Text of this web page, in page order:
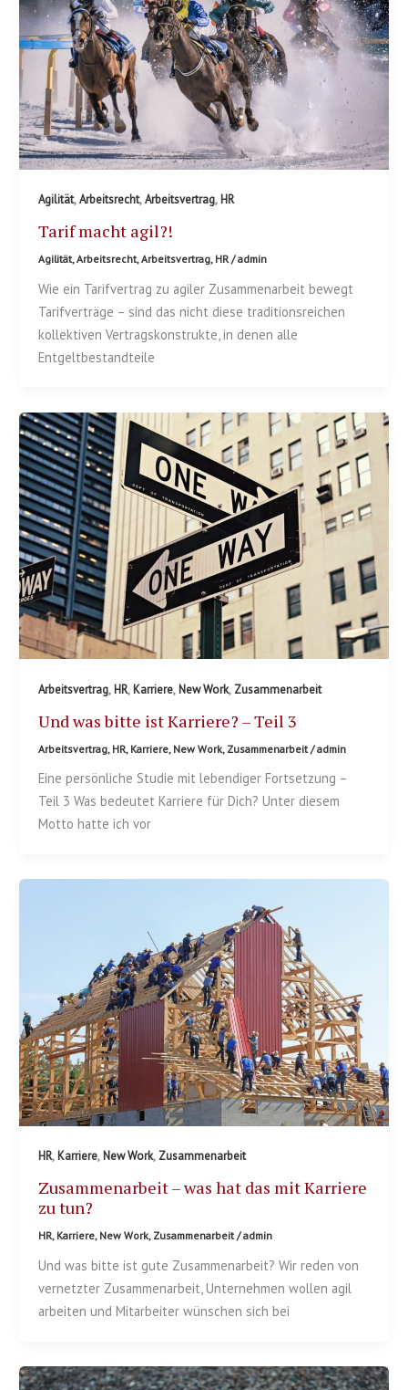
Agilität,Arbeitsrecht,Arbeitsvertrag, HR
Tarif macht agil?!
Agilität, Arbeitsrecht, Arbeitsvertrag, HR/admin
Wie ein Tarifvertrag zu agiler Zusammenarbeit bewegt
Tarifverträge – sind das nicht diese traditionsreichen
kollektiven Vertragskonstrukte, in denen alle
Entgeltbestandteile
Arbeitsvertrag, HR, Karriere, New Work, Zusammenarbeit
Und was bitte ist Karriere? – Teil 3
Arbeitsvertrag, HR, Karriere, New Work, Zusammenarbeit/admin
Eine persönliche Studie mit lebendiger Fortsetzung –
Teil 3 Was bedeutet Karriere für Dich? Unter diesem
Motto hatte ich vor
HR,Karriere,New Work, Zusammenarbeit
Zusammenarbeit – was hat das mit Karriere
zu tun?
HR, Karriere, New Work, Zusammenarbeit/admin
Und was bitte ist gute Zusammenarbeit? Wir reden von
vernetzter Zusammenarbeit, Unternehmen wollen agil
arbeiten und Mitarbeiter wünschen sich bei